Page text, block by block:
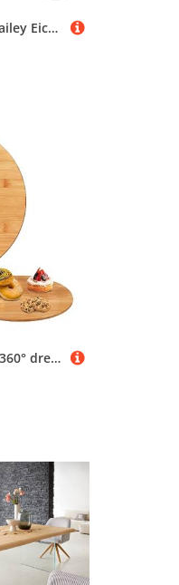
Haak Puzzlerahmen Kailey Eiche Natur (Dekor) 80 X 121 cm (ca. 3000 Teile) ANTIREFLEX/Entspiegelt Barockrahmen Bilderrahmen Rahmen für Puzzle
Relaxdays Drehteller, 360° drehbare Servierplatte, Ø 40 cm, rundes Drehtablett Bambus, zum Servieren, für Gewürze, Natur, Braun